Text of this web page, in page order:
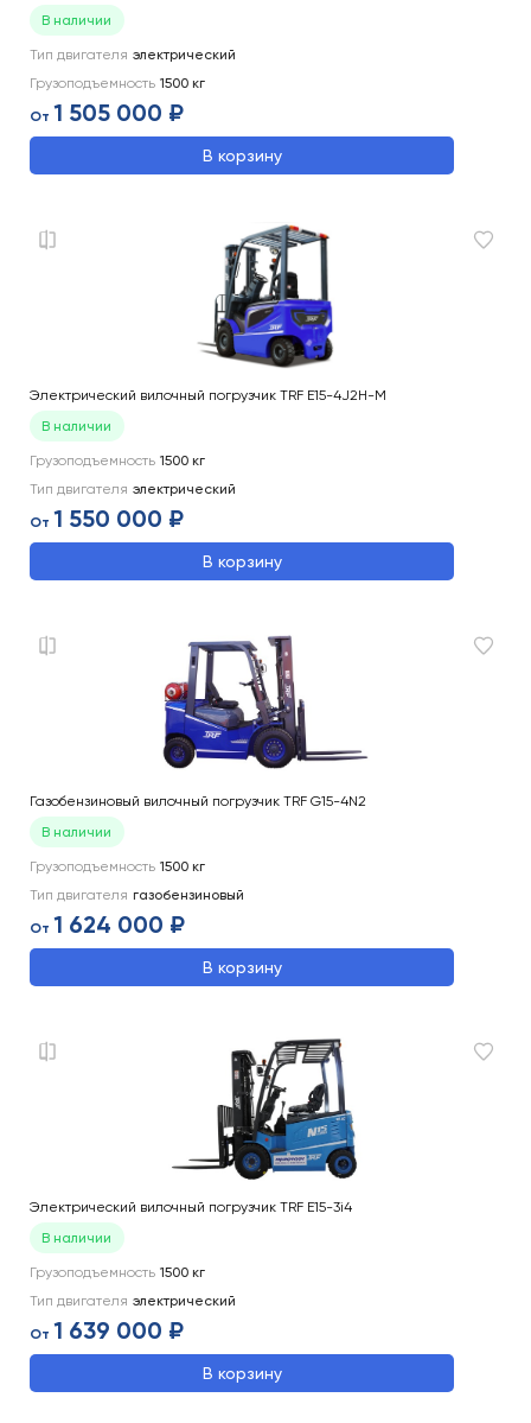
В наличии
Тип двигателя электрический
Грузоподъемность 1500 кг
От 1 505 000 ₽
В корзину
Электрический вилочный погрузчик TRF E15-4J2H-M
В наличии
Грузоподъемность 1500 кг
Тип двигателя электрический
От 1 550 000 ₽
В корзину
Газобензиновый вилочный погрузчик TRF G15-4N2
В наличии
Грузоподъемность 1500 кг
Тип двигателя газобензиновый
От 1 624 000 ₽
В корзину
Электрический вилочный погрузчик TRF E15-3i4
В наличии
Грузоподъемность 1500 кг
Тип двигателя электрический
От 1 639 000 ₽
В корзину